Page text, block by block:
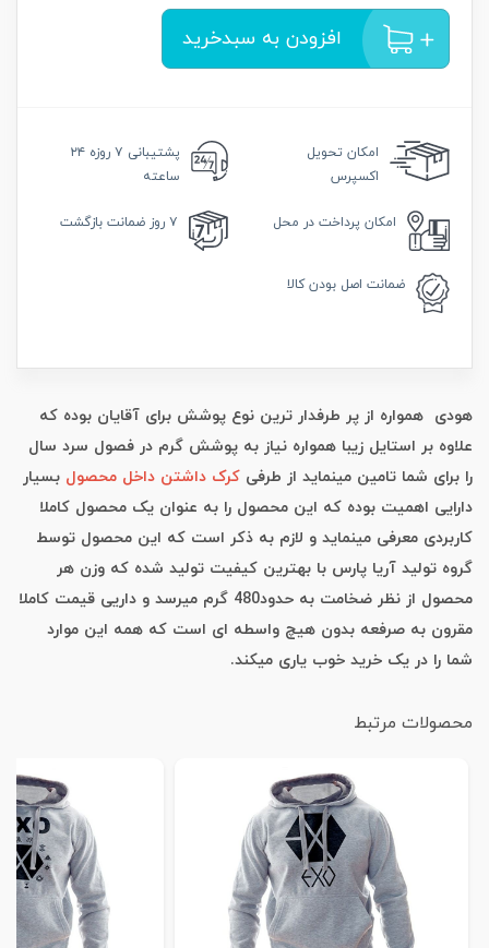
افزودن به سبدخرید
امکان تحویل
اکسپرس
پشتیبانی
۷ روزه ۲۴
ساعته
امکان پرداخت در محل ۷ روز ضمانت بازگشت
ضمانت اصل بودن کالا
هودی همواره از پر طرفدار ترین نوع پوشش برای آقایان بوده که
علاوه بر استایل زیبا همواره نیاز به پوشش گرم در فصول سرد سال
را برای شما تامین مینماید از طرفی کرک داشتن داخل محصول بسیار
دارایی اهمیت بوده که این محصول را به عنوان یک محصول کاملا
کاربردی معرفی مینماید و لازم به ذکر است که این محصول توسط
گروه تولید آریا پارس با بهترین کیفیت تولید شده که وزن هر
محصول از نظر ضخامت به حدود480 گرم میرسد و داریی قیمت کاملا
مقرون به صرفعه بدون هیچ واسطه ای است که همه این موارد
شما را در یک خرید خوب یاری میکند.
محصولات مرتبط